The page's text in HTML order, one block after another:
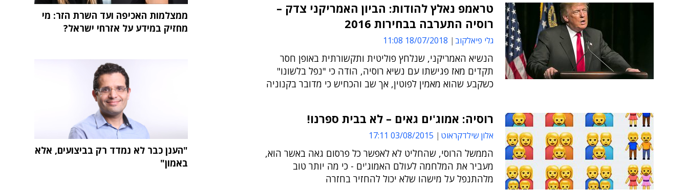
טראמפ נאלץ להודות: הביון האמריקני צדק –
רוסיה התערבה בבחירות 2016
גלי פיאלקוב 18/07/2018 11:08
הנשיא האמריקני, שנלחץ פוליטית ותקשורתית באופן חסר
תקדים מאז פגישתו עם נשיא רוסיה, הודה כי "נפל בלשונו"
כשקבע שהוא מאמין לפוטין, אך שב והכחיש כי מדובר בקנוניה
רוסיה: אמוג'ים גאים – לא בבית ספרנו!
אלון שילדקראוט 03/08/2015 17:11
הממשל הרוסי, שהחליט לא לאפשר כל פרסום גאה באשר הוא,
מעביר את המלחמה לעולם האמוג'ים - כי מה יותר טוב
מלהתנפל על מישהו שלא יכול להחזיר בחזרה
ממצלמות האכיפה ועד השרת הזר: מי
מחזיק במידע על אזרחי ישראל?
"הענן כבר לא נמדד רק בביצועים, אלא
באמון"